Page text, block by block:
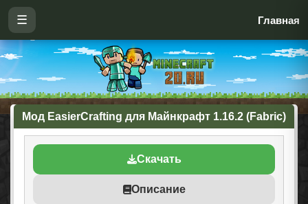
☰ Главная
Мод EasierCrafting для Майнкрафт 1.16.2 (Fabric)
Скачать
Описание